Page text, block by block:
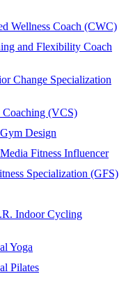
Wellness Coach (CWC)
and Flexibility Coach
Change Specialization
(VCS)
Design
Fitness Influencer
Specialization (GFS)
Indoor Cycling
Yoga
Pilates